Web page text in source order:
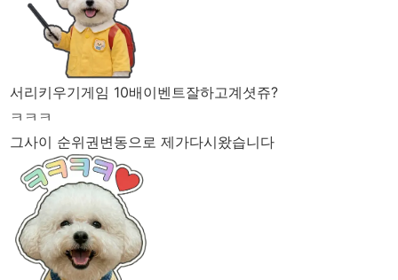
서리키우기게임 10배이벤트잘하고계셧쥬?
ㅋㅋㅋ
그사이 순위권변동으로 제가다시왔습니다